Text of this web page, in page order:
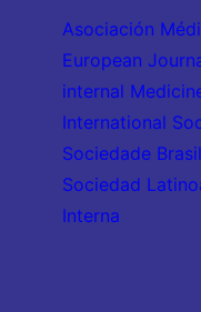
Asociación
European
internal
International
Sociedade
Sociedad
Interna